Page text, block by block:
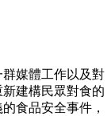
群媒體工作以及對
建構民眾對食的
食品安全事件，